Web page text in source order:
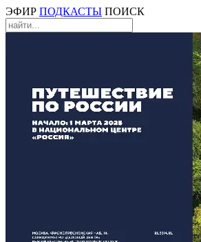
ЭФИР ПОДКАСТЫ ПОИСК